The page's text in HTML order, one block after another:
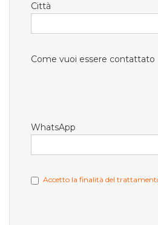
Città
Come vuoi essere contattato
WhatsApp
Accetto la finalità del